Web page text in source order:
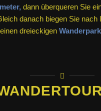
dann überqueren Sie
danach biegen Sie nach
dreieckigen